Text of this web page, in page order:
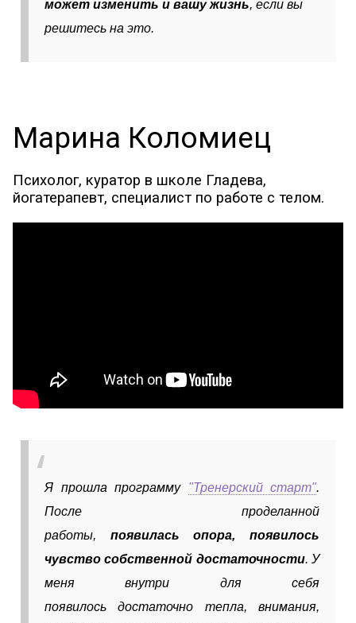
может изменить и вашу жизнь, если вы
решитесь на это.
Марина Коломиец
Психолог, куратор в школе Гладева,
йогатерапевт, специалист по работе с телом.
Я прошла программу "Тренерский старт".
После проделанной
работы, появилась опора, появилось
чувство собственной достаточности. У
меня внутри для себя
появилось достаточно тепла, внимания,